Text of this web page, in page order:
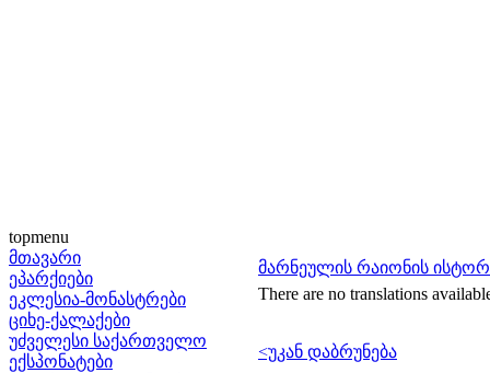
topmenu
მთავარი
ეპარქიები
ეკლესია-მონასტრები
ციხე-ქალაქები
უძველესი საქართველო
ექსპონატები
მარნეულის რაიონის
There are no translations
<უკან დაბრუნება